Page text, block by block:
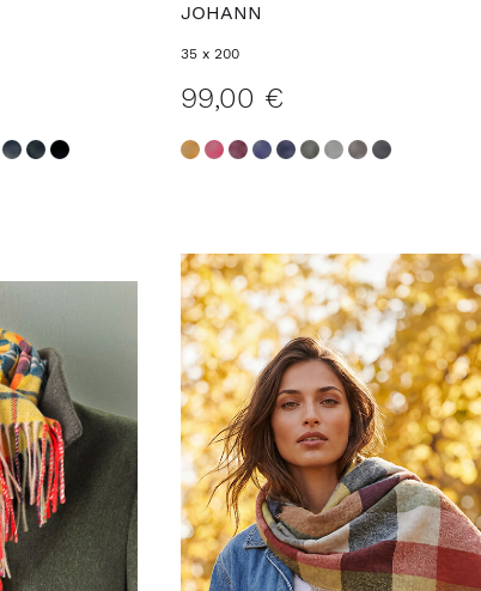
JOHANN
35 x 200
99,00 €